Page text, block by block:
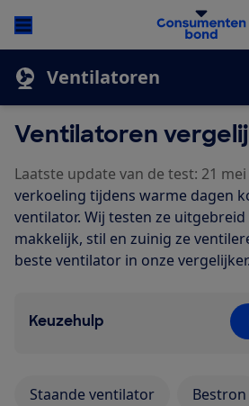
Ventilatoren
Ventilatoren
Laatste update van de test: 21 mei
verkoeling tijdens warme dagen
ventilator. Wij testen ze
makkelijk, stil en zuinig ze
beste ventilator in onze vergelijker.
Keuzehulp
Staande ventilator Bestron